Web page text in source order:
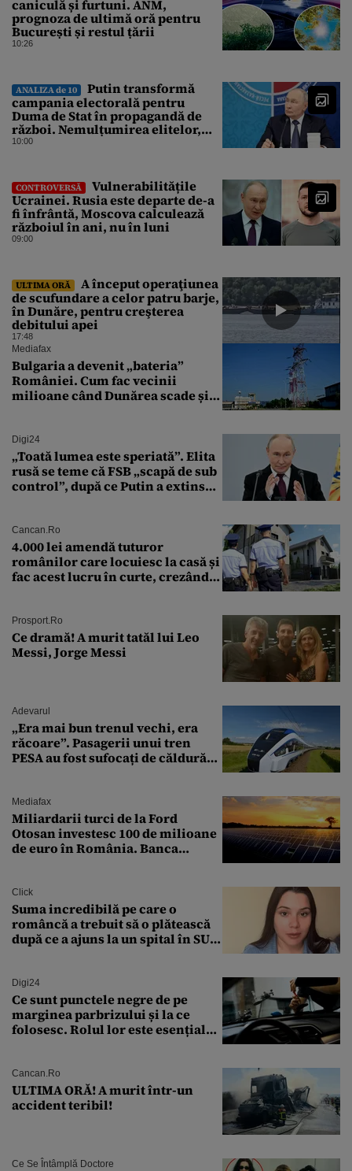
caniculă și furtuni. ANM,
prognoza de ultimă oră pentru
București și restul țării
10:26
ANALIZA de 10
Putin transformă
campania electorală pentru
Duma de Stat în propagandă de
război. Nemulțumirea elitelor,
tratată cu indiferență la Kremlin
10:00
CONTROVERSĂ
Vulnerabilitățile
Ucrainei. Rusia este departe de-a
fi înfrântă, Moscova calculează
războiul în ani, nu în luni
09:00
ULTIMA ORĂ
A început operaţiunea
de scufundare a celor patru barje,
în Dunăre, pentru creşterea
debitului apei
17:48
Mediafax
Bulgaria a devenit „bateria”
României. Cum fac vecinii
milioane când Dunărea scade și
Digi24
„Toată lumea este speriată”. Elita
rusă se teme că FSB „scapă de sub
control”, după ce Putin a extins
Cancan.ro
4.000 lei amendă tuturor
românilor care locuiesc la casă și
fac acest lucru în curte, crezând
Prosport.ro
Ce dramă! A murit tatăl lui Leo
Messi, Jorge Messi
Adevarul
„Era mai bun trenul vechi, era
răcoare”. Pasagerii unui tren
PESA au fost sufocați de căldură
Mediafax
Miliardarii turci de la Ford
Otosan investesc 100 de milioane
de euro în România. Banca
Click
Suma incredibilă pe care o
româncă a trebuit să o plătească
după ce a ajuns la un spital în SUA:
Digi24
Ce sunt punctele negre de pe
marginea parbrizului și la ce
folosesc. Rolul lor este esențial
Cancan.ro
ULTIMA ORĂ! A murit într-un
accident teribil!
Ce Se Întâmplă Doctore